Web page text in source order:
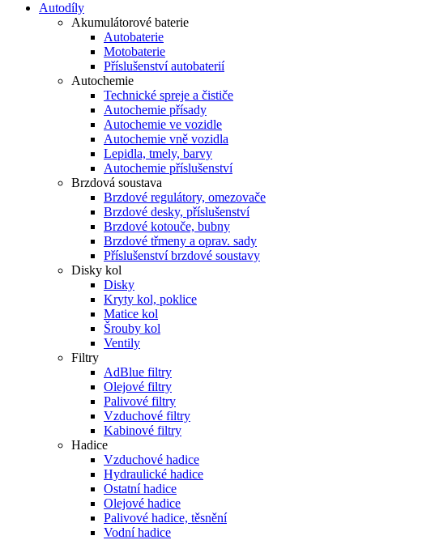
Autodíly
Akumulátorové baterie
Autobaterie
Motobaterie
Příslušenství autobaterií
Autochemie
Technické spreje a čističe
Autochemie přísady
Autochemie ve vozidle
Autochemie vně vozidla
Lepidla, tmely, barvy
Autochemie příslušenství
Brzdová soustava
Brzdové regulátory, omezovače
Brzdové desky, příslušenství
Brzdové kotouče, bubny
Brzdové třmeny a oprav. sady
Příslušenství brzdové soustavy
Disky kol
Disky
Kryty kol, poklice
Matice kol
Šrouby kol
Ventily
Filtry
AdBlue filtry
Olejové filtry
Palivové filtry
Vzduchové filtry
Kabinové filtry
Hadice
Vzduchové hadice
Hydraulické hadice
Ostatní hadice
Olejové hadice
Palivové hadice, těsnění
Vodní hadice